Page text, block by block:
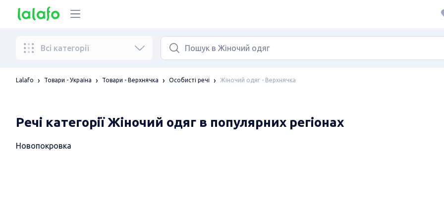
Всі категорії
Lalafo Товари - Україна Товари - Верхнячка Особисті речі Жіночий одяг - Верхнячка
Речі категорії Жіночий одяг в популярних регіонах
Новопокровка